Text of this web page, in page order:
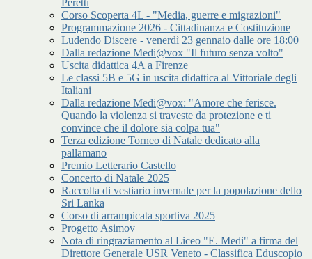
Peretti
Corso Scoperta 4L - "Media, guerre e migrazioni"
Programmazione 2026 - Cittadinanza e Costituzione
Ludendo Discere - venerdì 23 gennaio dalle ore 18:00
Dalla redazione Medi@vox "Il futuro senza volto"
Uscita didattica 4A a Firenze
Le classi 5B e 5G in uscita didattica al Vittoriale degli
Italiani
Dalla redazione Medi@vox: "Amore che ferisce.
Quando la violenza si traveste da protezione e ti
convince che il dolore sia colpa tua"
Terza edizione Torneo di Natale dedicato alla
pallamano
Premio Letterario Castello
Concerto di Natale 2025
Raccolta di vestiario invernale per la popolazione dello
Sri Lanka
Corso di arrampicata sportiva 2025
Progetto Asimov
Nota di ringraziamento al Liceo "E. Medi" a firma del
Direttore Generale USR Veneto - Classifica Eduscopio